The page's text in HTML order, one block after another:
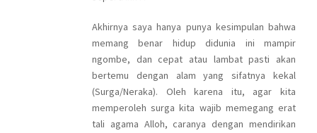
Akhirnya saya hanya punya kesimpulan bahwa
memang benar hidup didunia ini mampir
ngombe, dan cepat atau lambat pasti akan
bertemu dengan alam yang sifatnya kekal
(Surga/Neraka). Oleh karena itu, agar kita
memperoleh surga kita wajib memegang erat
tali agama Alloh, caranya dengan mendirikan